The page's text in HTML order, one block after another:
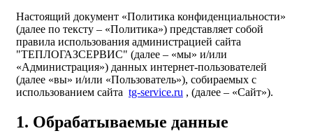
Настоящий документ «Политика конфиденциальности»
(далее по тексту – «Политика») представляет собой
правила использования администрацией сайта
"ТЕПЛОГАЗСЕРВИС" (далее – «мы» и/или
«Администрация») данных интернет-пользователей
(далее «вы» и/или «Пользователь»), собираемых с
использованием сайта tg-service.ru , (далее – «Сайт»).
1. Обрабатываемые данные